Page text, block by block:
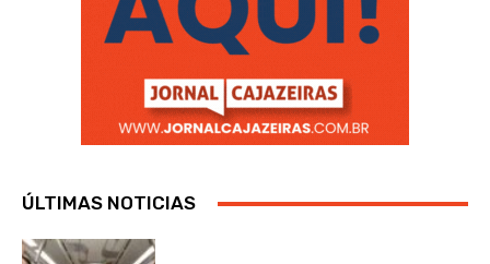
ÚLTIMAS NOTICIAS